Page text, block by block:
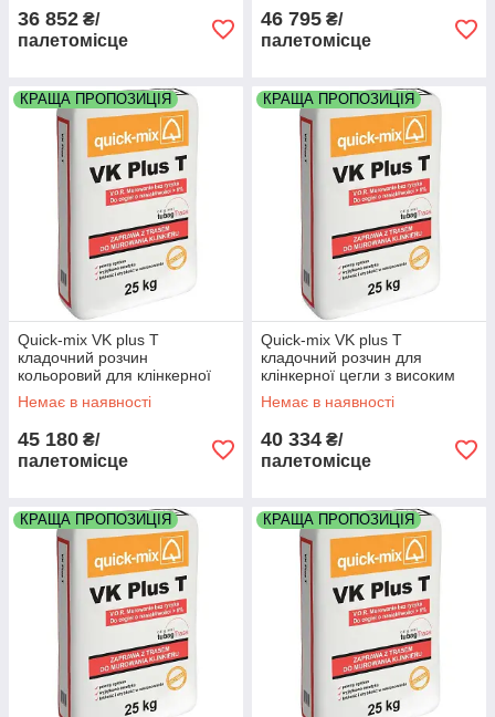
36 852 ₴/
палетомісце
46 795 ₴/
палетомісце
КРАЩА ПРОПОЗИЦІЯ
Quick-mix VK plus T
кладочний розчин
кольоровий для клінкерної
цегли з високим
водопоглинанням колір
Немає в наявності
45 180 ₴/
палетомісце
КРАЩА ПРОПОЗИЦІЯ
Quick-mix VK plus T
кладочний розчин для
клінкерної цегли з високим
водопоглинанням колір
графітовий палета 48 мішків
Немає в наявності
40 334 ₴/
палетомісце
КРАЩА ПРОПОЗИЦІЯ КРАЩА ПРОПОЗИЦІЯ